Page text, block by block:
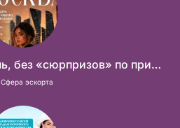
Прямой работодатель, без «сюрпризов» по приезду
Сфера эскорта